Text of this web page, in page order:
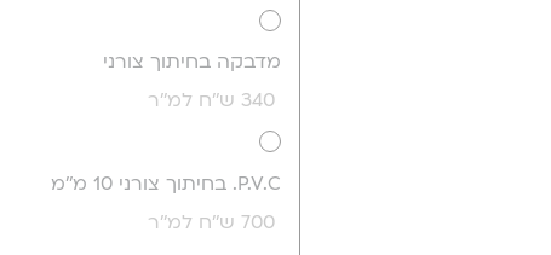
מדבקה בחיתוך צורני
340 ש''ח למ''ר
P.V.C. בחיתוך צורני 10 מ''מ
700 ש''ח למ''ר